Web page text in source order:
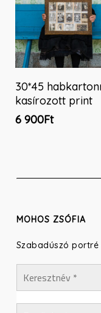
a
termékoldalon
választhatók
ki
Kosárba
30*45
kasírozott print
6 900Ft
MOHOS ZSÓFIA
Szabadúszó